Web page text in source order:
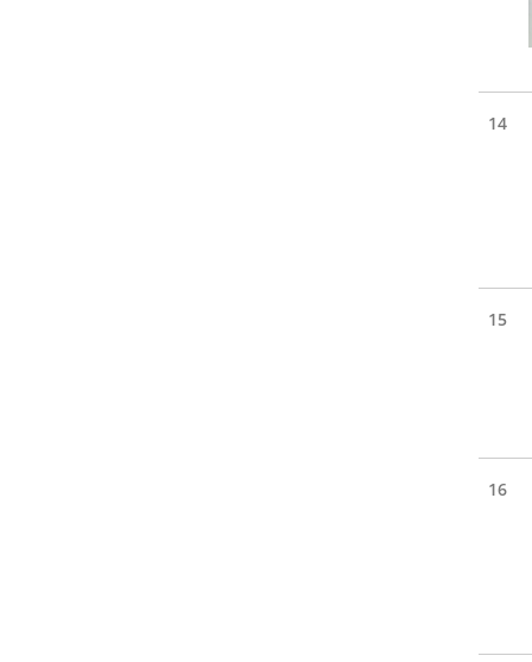
14
15
16